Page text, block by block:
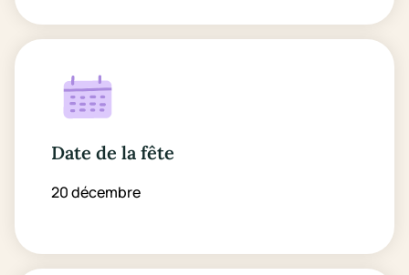
Date de la fête
20 décembre